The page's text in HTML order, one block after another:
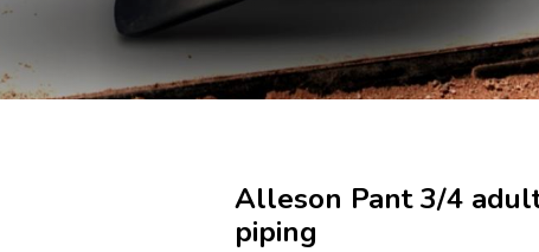
Alleson Pant 3/4
piping